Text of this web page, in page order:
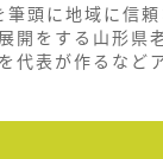
頭に地域に信頼
をする山形県
代表が作るなど